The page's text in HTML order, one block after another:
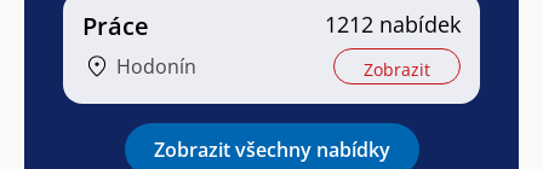
Práce
Hodonín
1212 nabídek
Zobrazit
Zobrazit všechny nabídky